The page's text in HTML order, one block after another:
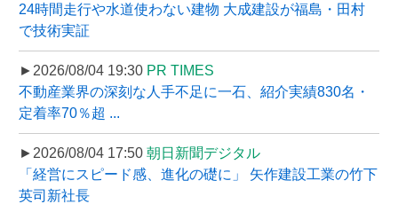
24時間走行や水道使わない建物 大成建設が福島・田村
で技術実証
►2026/08/04 19:30 PR TIMES
不動産業界の深刻な人手不足に一石、紹介実績830名・
定着率70％超 ...
►2026/08/04 17:50 朝日新聞デジタル
「経営にスピード感、進化の礎に」 矢作建設工業の竹下
英司新社長